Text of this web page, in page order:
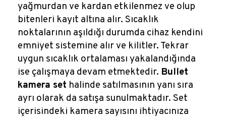
yağmurdan ve kardan etkilenmez ve olup
bitenleri kayıt altına alır. Sıcaklık
noktalarının aşıldığı durumda cihaz kendini
emniyet sistemine alır ve kilitler. Tekrar
uygun sıcaklık ortalaması yakalandığında
ise çalışmaya devam etmektedir. Bullet
kamera set halinde satılmasının yanı sıra
ayrı olarak da satışa sunulmaktadır. Set
içerisindeki kamera sayısını ihtiyacınıza